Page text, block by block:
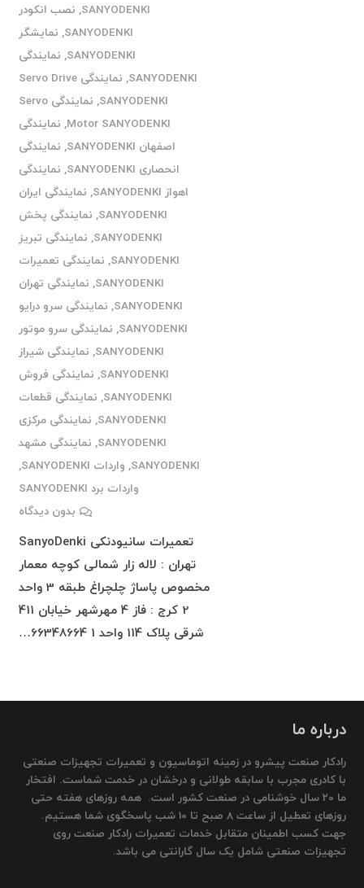
SANYODENKI
, نصب انکودر
SANYODENKI
, نمایشگر
SANYODENKI
, نمایندگی
SANYODENKI
,
نمایندگی Servo Drive
SANYODENKI
,
نمایندگی Servo
Motor SANYODENKI
, نمایندگی
اصفهان SANYODENKI
, نمایندگی
انحصاری SANYODENKI
, نمایندگی
اهواز SANYODENKI
, نمایندگی ایران
SANYODENKI
, نمایندگی پخش
SANYODENKI
, نمایندگی تبریز
SANYODENKI
, نمایندگی تعمیرات
SANYODENKI
, نمایندگی تهران
SANYODENKI
, نمایندگی سرو درایو
SANYODENKI
, نمایندگی سرو موتور
SANYODENKI
, نمایندگی شیراز
SANYODENKI
, نمایندگی فروش
SANYODENKI
, نمایندگی قطعات
SANYODENKI
, نمایندگی مرکزی
SANYODENKI
, نمایندگی مشهد
SANYODENKI
, واردات SANYODENKI
,
واردات برد SANYODENKI
بدون دیدگاه
تعمیرات سانیودنکی SanyoDenki
تهران : لاله زار شمالی کوچه معمار
مخصوص پاساژ چلچراغ طبقه 3 واحد
2 کرج : فاز 4 مهرشهر خیابان 411
شرقی پلاک 114 واحد 1 66348664…
درباره ما
رادکار صنعت پیشرو در زمینه اتوماسیون و تعمیرات تجهیزات صنعتی
با کادری مجرب با سابقه طولانی و درخشان در خدمت شماست. افتخار
ما 20 سال خوشنامی در صنعت کشور است. همه روزهای هفته حتی
روزهای تعطیل از ساعت 8 صبح تا 10 شب پاسخگوی شما هستیم.
جهت کسب اطمینان متقابل خدمات تعمیرات رادکار صنعت روی
تجهیزات صنعتی شامل یک سال گارانتی می باشد.